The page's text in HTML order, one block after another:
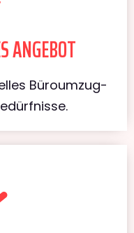
ANGEBOT
Büroumzug-